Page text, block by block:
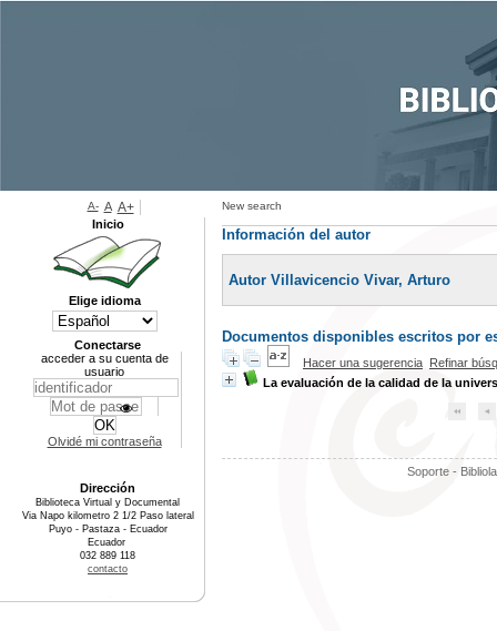
New search
Información del autor
Autor Villavicencio Vivar, Arturo
Documentos disponibles escritos por
Hacer una sugerencia Refinar
La evaluación de la calidad de la
Soporte -
A- A A+
Inicio
Elige idioma
Conectarse
acceder a su cuenta de
usuario
Olvidé mi contraseña
Dirección
Biblioteca Virtual y Documental
Via Napo kilometro 2 1/2 Paso lateral
Puyo - Pastaza - Ecuador
Ecuador
032 889 118
contacto